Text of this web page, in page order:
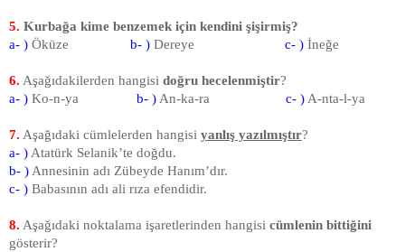
5. Kurbağa kime benzemek için kendini şişirmiş?
a- ) Öküze b- ) Dereye c- ) İneğe
6. Aşağıdakilerden hangisi doğru hecelenmiştir?
a- ) Ko-n-ya b- ) An-ka-ra c- ) A-nta-l-ya
7. Aşağıdaki cümlelerden hangisi yanlış yazılmıştır?
a- ) Atatürk Selanik’te doğdu.
b- ) Annesinin adı Zübeyde Hanım’dır.
c- ) Babasının adı ali rıza efendidir.
8. Aşağıdaki noktalama işaretlerinden hangisi cümlenin bittiğini
gösterir?